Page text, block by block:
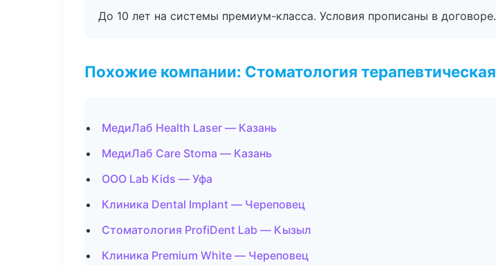
До 10 лет на системы премиум-класса. Условия прописаны в договоре.
Похожие компании: Стоматология терапевтическая
МедиЛаб Health Laser — Казань
МедиЛаб Care Stoma — Казань
ООО Lab Kids — Уфа
Клиника Dental Implant — Череповец
Стоматология ProfiDent Lab — Кызыл
Клиника Premium White — Череповец